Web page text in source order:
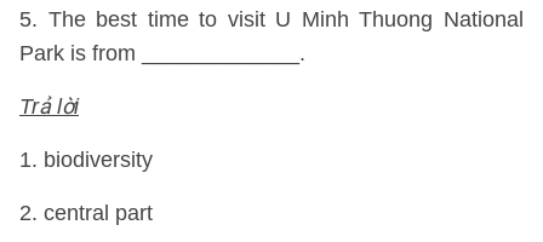
5. The best time to visit U Minh Thuong National
Park is from _____________.
Trả lời
1. biodiversity
2. central part